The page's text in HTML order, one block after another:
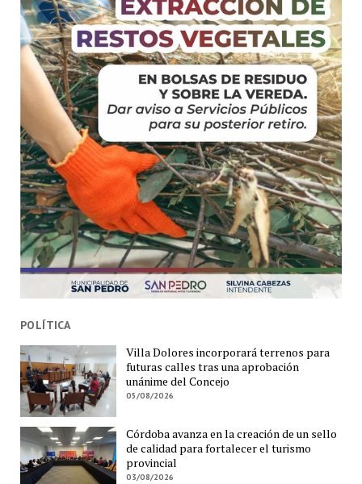
POLÍTICA
Villa Dolores incorporará terrenos para
futuras calles tras una aprobación
unánime del Concejo
05/08/2026
Córdoba avanza en la creación de un sello
de calidad para fortalecer el turismo
provincial
03/08/2026